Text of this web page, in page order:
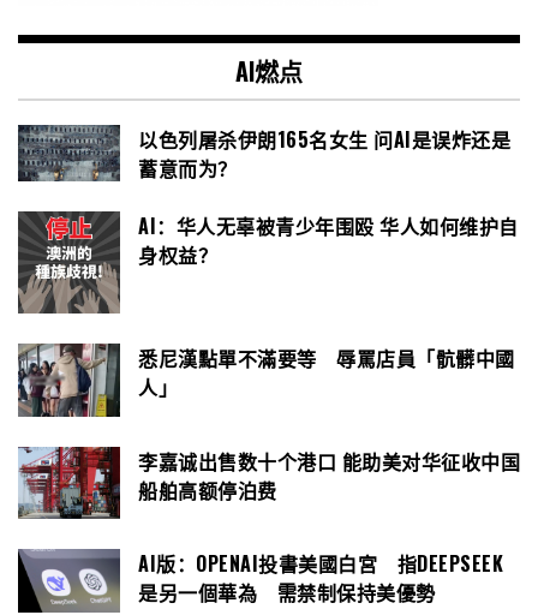
AI燃点
以色列屠杀伊朗165名女生 问AI是误炸还是
蓄意而为？
AI：华人无辜被青少年围殴 华人如何维护自
身权益？
悉尼漢點單不滿要等 辱罵店員「骯髒中國
人」
李嘉诚出售数十个港口 能助美对华征收中国
船舶高额停泊费
AI版：OPENAI投書美國白宮 指DEEPSEEK
是另一個華為 需禁制保持美優勢